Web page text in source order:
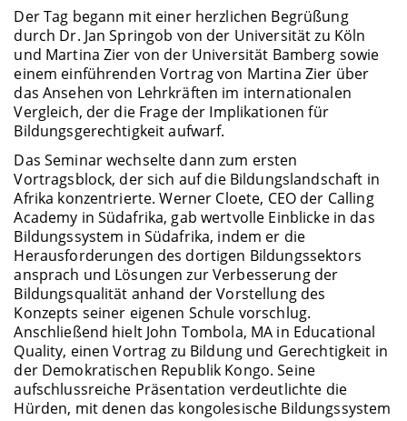
Der Tag begann mit einer herzlichen Begrüßung
durch Dr. Jan Springob von der Universität zu Köln
und Martina Zier von der Universität Bamberg sowie
einem einführenden Vortrag von Martina Zier über
das Ansehen von Lehrkräften im internationalen
Vergleich, der die Frage der Implikationen für
Bildungsgerechtigkeit aufwarf.
Das Seminar wechselte dann zum ersten
Vortragsblock, der sich auf die Bildungslandschaft in
Afrika konzentrierte. Werner Cloete, CEO der Calling
Academy in Südafrika, gab wertvolle Einblicke in das
Bildungssystem in Südafrika, indem er die
Herausforderungen des dortigen Bildungssektors
ansprach und Lösungen zur Verbesserung der
Bildungsqualität anhand der Vorstellung des
Konzepts seiner eigenen Schule vorschlug.
Anschließend hielt John Tombola, MA in Educational
Quality, einen Vortrag zu Bildung und Gerechtigkeit in
der Demokratischen Republik Kongo. Seine
aufschlussreiche Präsentation verdeutlichte die
Hürden, mit denen das kongolesische Bildungssystem